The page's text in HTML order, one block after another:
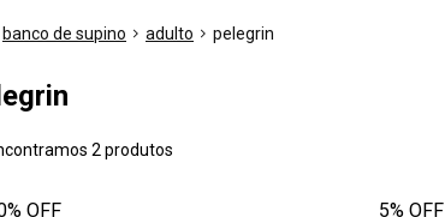
banco de supino adulto pelegrin
2 produtos
OFF 5% OFF